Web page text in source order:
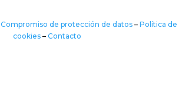
Compromiso de protección de datos– Política de
cookies – Contacto